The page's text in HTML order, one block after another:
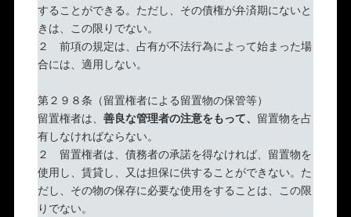
することができる。ただし、その債権が弁済期にないと
きは、この限りでない。
２ 前項の規定は、占有が不法行為によって始まった場
合には、適用しない。
第２９８条（留置権者による留置物の保管等）
留置権者は、 善良な管理者の注意をもって、 留置物を占
有しなければならない。
２ 留置権者は、債務者の承諾を得なければ、留置物を
使用し、賃貸し、又は担保に供することができない。た
だし、その物の保存に必要な使用をすることは、この限
りでない。